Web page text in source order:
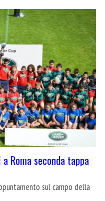
Roma seconda tappa
sul campo della